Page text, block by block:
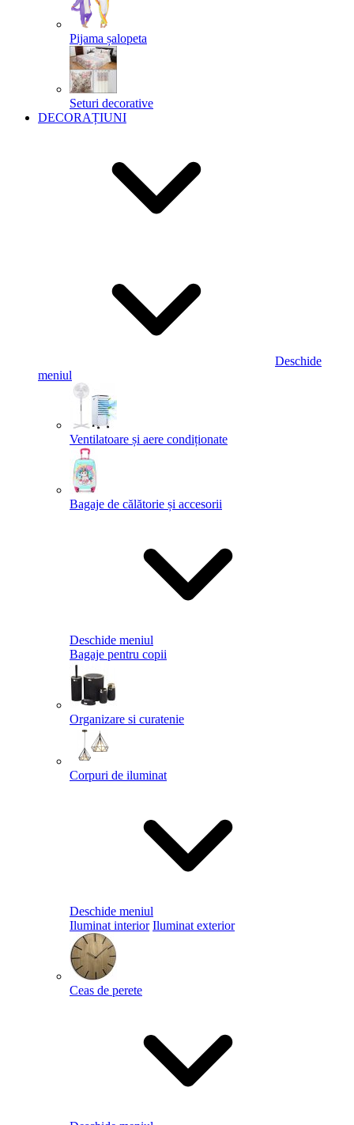
Pijama șalopeta
Seturi decorative
DECORAȚIUNI
Deschide
meniul
Ventilatoare și aere condiționate
Bagaje de călătorie și accesorii
Deschide meniul
Bagaje pentru copii
Organizare si curatenie
Corpuri de iluminat
Deschide meniul
Iluminat interior Iluminat exterior
Ceas de perete